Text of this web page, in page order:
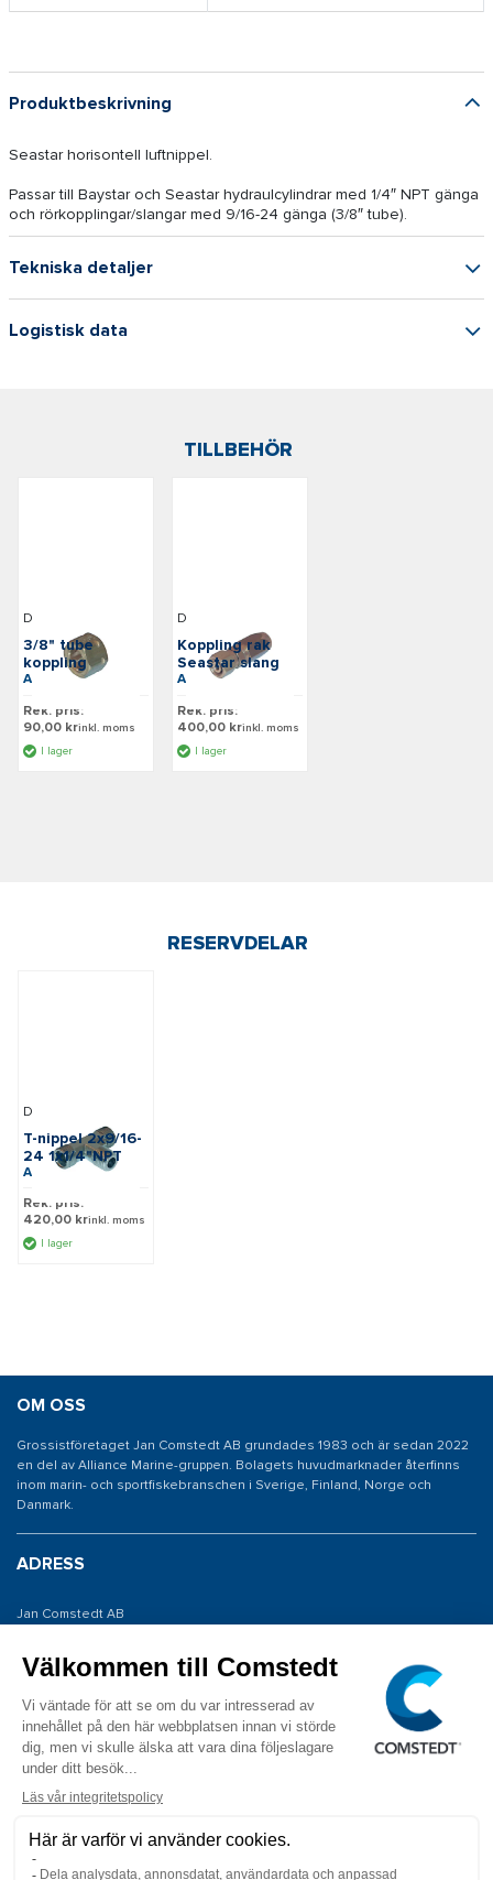
Produktbeskrivning
Seastar horisontell luftnippel.
Passar till Baystar och Seastar hydraulcylindrar med 1/4″ NPT gänga
och rörkopplingar/slangar med 9/16-24 gänga (3/8″ tube).
Tekniska detaljer
Logistisk data
TILLBEHÖR
3/8" tube
koppling
Art: 280327
Dometic
Rek. pris:
90,00 krinkl. moms
I lager
Koppling rak
Seastar slang
Art: 009250
Dometic
Rek. pris:
400,00 krinkl. moms
I lager
RESERVDELAR
T-nippel 2x9/16-
24 1x1/4"NPT
Art: 600600
Dometic
Rek. pris:
420,00 krinkl. moms
I lager
OM OSS
Grossistföretaget Jan Comstedt AB grundades 1983 och är sedan 2022
en del av Alliance Marine-gruppen. Bolagets huvudmarknader återfinns
inom marin- och sportfiskebranschen i Sverige, Finland, Norge och
Danmark.
ADRESS
Jan Comstedt AB
426 53 Västra Frölunda
KONTAKTA OSS